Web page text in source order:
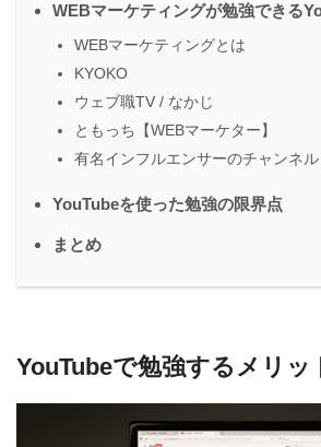
WEBマーケティングが勉強できる
WEBマーケティングとは
KYOKO
ウェブ職TV / なかじ
ともっち【WEBマーケター】
有名インフルエンサーのチャンネル
YouTubeを使った勉強の限界点
まとめ
YouTubeで勉強するメリッ